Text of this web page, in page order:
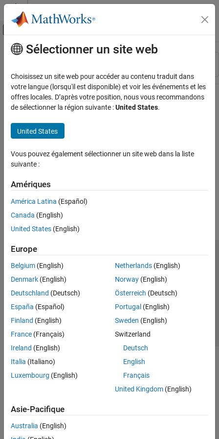
Passer au contenu
Activer/désactiver l'affichage du menu
Ressource
Contenu principal
Sélectionner un site web
Choisissez un site web pour accéder au contenu traduit dans
votre langue (lorsqu'il est disponible) et voir les événements et les
offres locales. D’après votre position, nous vous recommandons
de sélectionner la région suivante :United States.
United States
Vous pouvez également sélectionner un site web dans la liste
suivante :
Amériques
América Latina (Español)
Canada (English)
United States (English)
Europe
Belgium (English)
Denmark (English)
Deutschland (Deutsch)
España (Español)
Finland (English)
France (Français)
Ireland (English)
Italia (Italiano)
Luxembourg (English)
Netherlands(English)
Norway(English)
Österreich (Deutsch)
Portugal (English)
Sweden (English)
Switzerland
Deutsch
English
Français
United Kingdom(English)
Asie-Pacifique
Australia (English)
Lutte anti-piratage
Contacts locaux
© 1994-2026 The MathWorks, Inc.